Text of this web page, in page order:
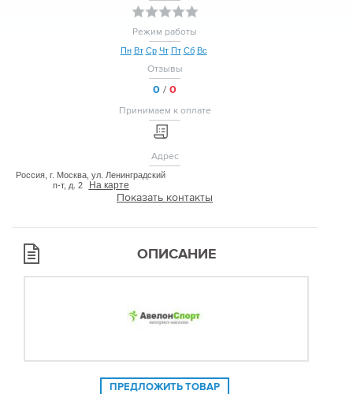
Режим работы
Пн Вт Ср Чт Пт Сб Вс
Отзывы
0 / 0
Принимаем к оплате
Адрес
Россия, г. Москва, ул. Ленинградский
п-т, д. 2
На карте
Показать контакты
ОПИСАНИЕ
ПРЕДЛОЖИТЬ ТОВАР